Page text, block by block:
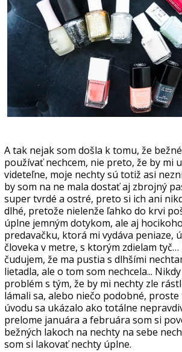
A tak nejak som došla k tomu, že
používať nechcem, nie preto, že by mi
videteľne, moje nechty sú totiž asi
by som na ne mala dostať aj zbrojný
super tvrdé a ostré, preto si ich ani
dlhé, pretože nielenže ľahko do krvi
úplne jemným dotykom, ale aj
predavačku, ktorá mi vydáva peniaze,
človeka v metre, s ktorým zdielam tyč…
čudujem, že ma pustia s dlhšími
lietadla, ale o tom som nechcela...
problém s tým, že by mi nechty zle
lámali sa, alebo niečo podobné,
úvodu sa ukázalo ako totálne
prelome januára a februára som si
bežných lakoch na nechty na sebe
som si lakovať nechty úplne.